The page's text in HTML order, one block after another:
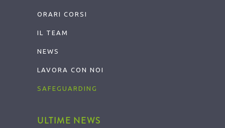
ORARI CORSI
IL TEAM
NEWS
LAVORA CON NOI
SAFEGUARDING
ULTIME NEWS